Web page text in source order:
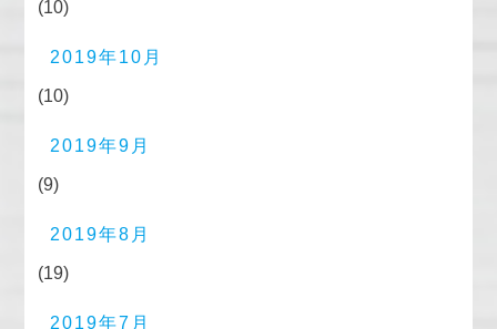
(10)
2019年10月
(10)
2019年9月
(9)
2019年8月
(19)
2019年7月